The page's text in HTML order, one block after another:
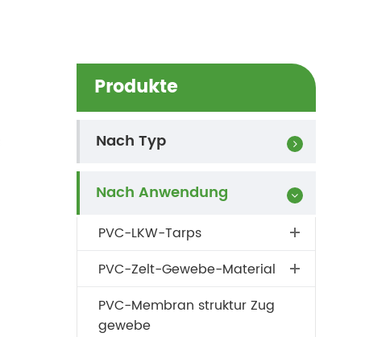
Produkte
Nach Typ
Nach Anwendung
PVC-LKW-Tarps
PVC-Zelt-Gewebe-Material
PVC-Membran struktur Zug
gewebe